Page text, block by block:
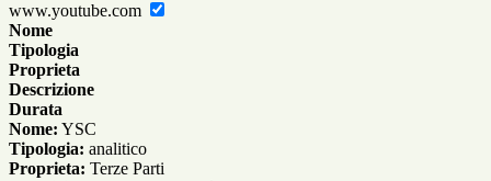
www.youtube.com
Nome
Tipologia
Proprieta
Descrizione
Durata
Nome: YSC
Tipologia: analitico
Proprieta: Terze Parti